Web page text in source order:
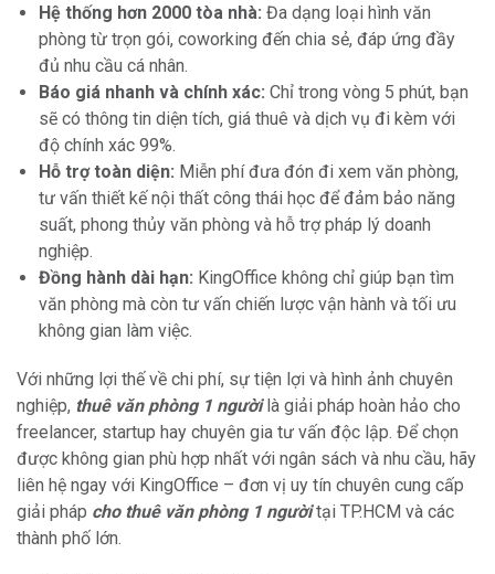
Hệ thống hơn 2000 tòa nhà: Đa dạng loại hình văn
phòng từ trọn gói, coworking đến chia sẻ, đáp ứng đầy
đủ nhu cầu cá nhân.
Báo giá nhanh và chính xác: Chỉ trong vòng 5 phút, bạn
sẽ có thông tin diện tích, giá thuê và dịch vụ đi kèm với
độ chính xác 99%.
Hỗ trợ toàn diện: Miễn phí đưa đón đi xem văn phòng,
tư vấn thiết kế nội thất công thái học để đảm bảo năng
suất, phong thủy văn phòng và hỗ trợ pháp lý doanh
nghiệp.
Đồng hành dài hạn: KingOffice không chỉ giúp bạn tìm
văn phòng mà còn tư vấn chiến lược vận hành và tối ưu
không gian làm việc.
Với những lợi thế về chi phí, sự tiện lợi và hình ảnh chuyên
nghiệp, thuê văn phòng 1 ngườilà giải pháp hoàn hảo cho
freelancer, startup hay chuyên gia tư vấn độc lập. Để chọn
được không gian phù hợp nhất với ngân sách và nhu cầu, hãy
liên hệ ngay với KingOffice – đơn vị uy tín chuyên cung cấp
giải pháp cho thuê văn phòng 1 ngườitại TP.HCM và các
thành phố lớn.